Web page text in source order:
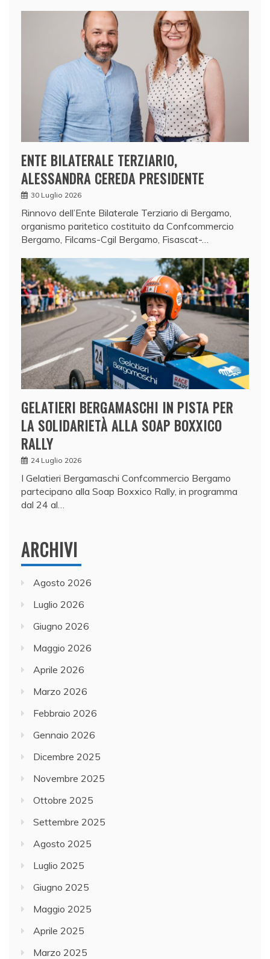
ENTE BILATERALE TERZIARIO,
ALESSANDRA CEREDA PRESIDENTE
30 Luglio 2026
Rinnovo dell’Ente Bilaterale Terziario di Bergamo,
organismo paritetico costituito da Confcommercio
Bergamo, Filcams-Cgil Bergamo, Fisascat-…
GELATIERI BERGAMASCHI IN PISTA PER
LA SOLIDARIETÀ ALLA SOAP BOXXICO
RALLY
24 Luglio 2026
I Gelatieri Bergamaschi Confcommercio Bergamo
partecipano alla Soap Boxxico Rally, in programma
dal 24 al…
ARCHIVI
Agosto 2026
Luglio 2026
Giugno 2026
Maggio 2026
Aprile 2026
Marzo 2026
Febbraio 2026
Gennaio 2026
Dicembre 2025
Novembre 2025
Ottobre 2025
Settembre 2025
Agosto 2025
Luglio 2025
Giugno 2025
Maggio 2025
Aprile 2025
Marzo 2025